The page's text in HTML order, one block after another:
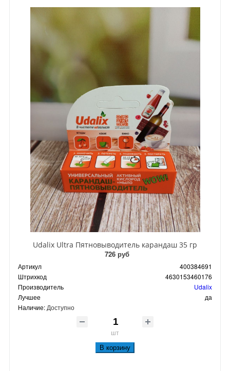
Udalix Ultra Пятновыводитель карандаш 35 гр
726 руб
Артикул
400384691
Штрихкод
4630153460176
Производитель
Udalix
Лучшее
да
Наличие: Доступно
шт
В корзину